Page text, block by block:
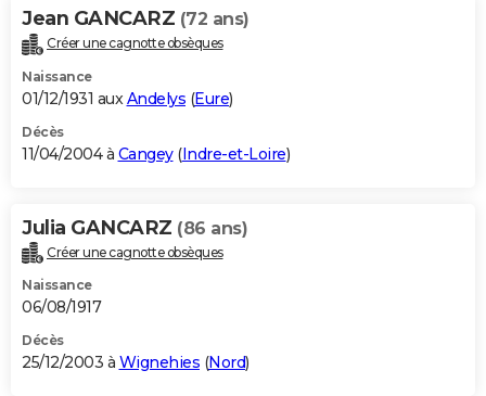
Jean GANCARZ (72 ans)
Créer une cagnotte obsèques
Naissance
01/12/1931 aux Andelys (Eure)
Décès
11/04/2004 à Cangey(Indre-et-Loire)
Julia GANCARZ (86 ans)
Créer une cagnotte obsèques
Naissance
06/08/1917
Décès
25/12/2003 à Wignehies (Nord)